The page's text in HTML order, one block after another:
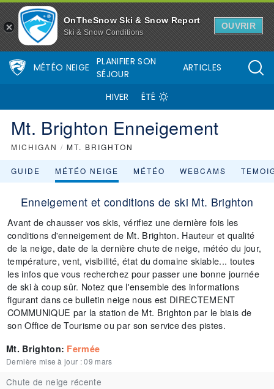
OnTheSnow Ski & Snow Report
Ski & Snow Conditions
OUVRIR
MÉTÉO NEIGE
PLANIFIER SON
SÉJOUR
ARTICLES
HIVER ÉTÉ
Mt. Brighton Enneigement
MICHIGAN / MT. BRIGHTON
GUIDE MÉTÉO NEIGE MÉTÉO WEBCAMS
Enneigement et conditions de ski Mt. Brighton
Avant de chausser vos skis, vérifiez une dernière fois les
conditions d'enneigement de Mt. Brighton. Hauteur et qualité
de la neige, date de la dernière chute de neige, météo du jour,
température, vent, visibilité, état du domaine skiable... toutes
les infos que vous recherchez pour passer une bonne journée
de ski à coup sûr. Notez que l'ensemble des informations
figurant dans ce bulletin neige nous est DIRECTEMENT
COMMUNIQUE par la station de Mt. Brighton par le biais de
son Office de Tourisme ou par son service des pistes.
Mt. Brighton: Fermée
Dernière mise à jour :09 mars
Chute de neige récente